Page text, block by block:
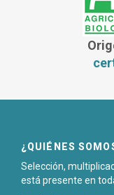
¿QUIÉNES
Selección,
está presente en